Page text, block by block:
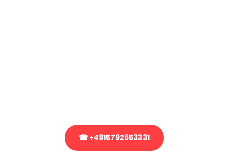
☎ +4915792653331